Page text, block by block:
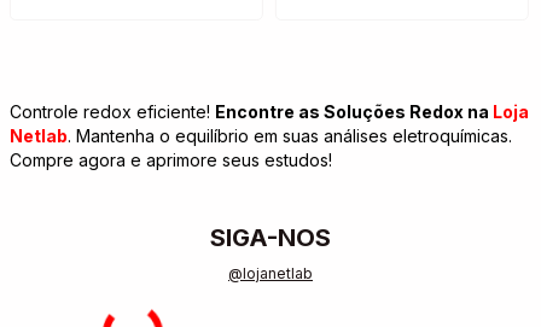
Controle redox eficiente! Encontre as Soluções Redox na Loja
Netlab. Mantenha o equilíbrio em suas análises eletroquímicas.
Compre agora e aprimore seus estudos!
SIGA-NOS
@lojanetlab